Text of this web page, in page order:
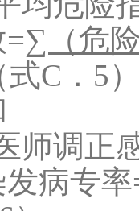
∑（危
．5
师调正
发病专